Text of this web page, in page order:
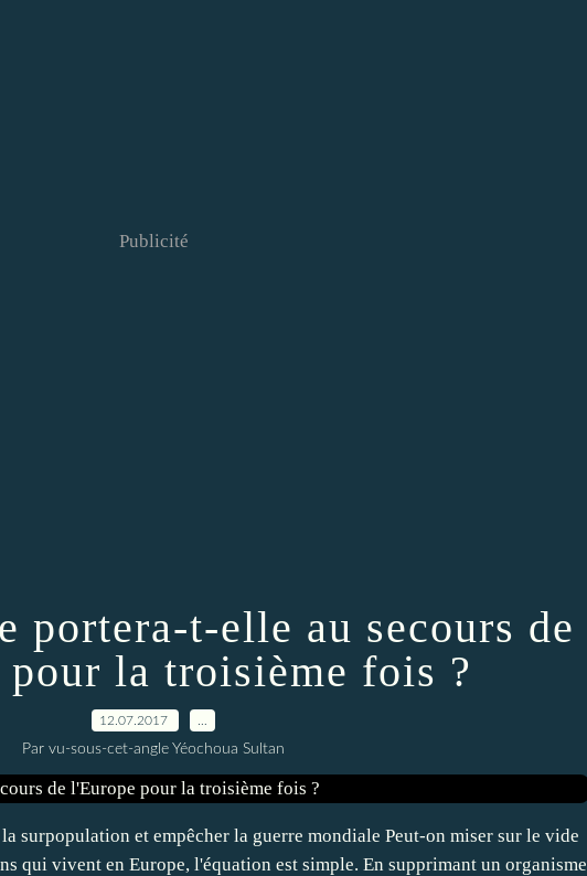
Publicité
portera-t-elle au secours de
la troisième fois ?
12.07.2017
Par vu-sous-cet-angle Yéochoua Sultan
surpopulation et empêcher la guerre mondiale Peut-on miser sur le vide
qui vivent en Europe, l'équation est simple. En supprimant un organisme